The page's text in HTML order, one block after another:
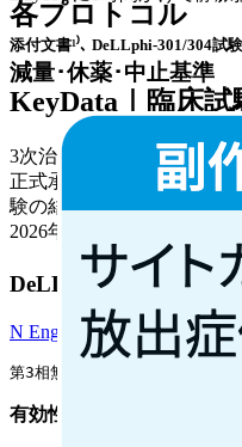
各プロトコル
減量･休薬･中止基準
添付文書¹⁾､ DeLLphi-301/304試験
KeyData｜臨床試
3次治療を対象とした第2
正式承認｡ その後､2次治療
験の結果も報告され､ ガイ
2026年3月27日に添文改訂
DeLLphi-304試験³⁾｜2
N Engl J Med.
第3相無作為化オープンラベル
有効性